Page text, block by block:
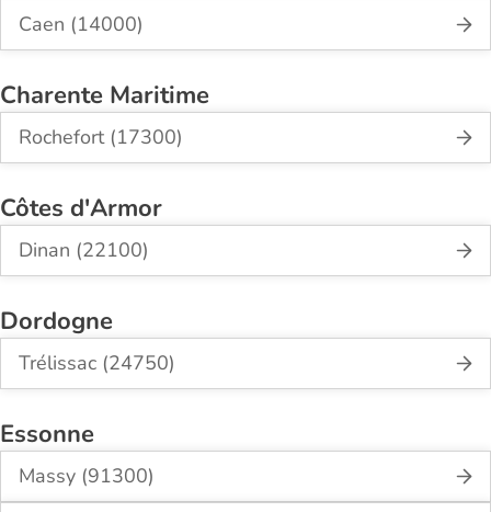
Caen (14000)
Charente Maritime
Rochefort (17300)
Côtes d'Armor
Dinan (22100)
Dordogne
Trélissac (24750)
Essonne
Massy (91300)